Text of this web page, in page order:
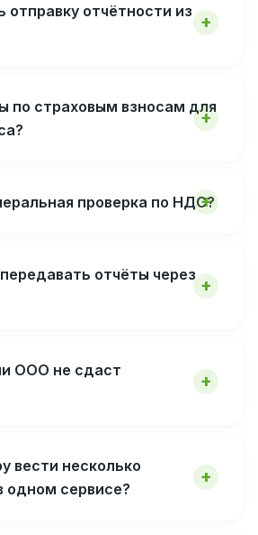
отправку отчётности из
по страховым взносам для
проверка по НДС?
отчёты через
ООО не сдаст
вести несколько
одном сервисе?